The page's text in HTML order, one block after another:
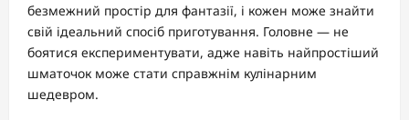
безмежний простір для фантазії, і кожен може знайти
свій ідеальний спосіб приготування. Головне — не
боятися експериментувати, адже навіть найпростіший
шматочок може стати справжнім кулінарним
шедевром.